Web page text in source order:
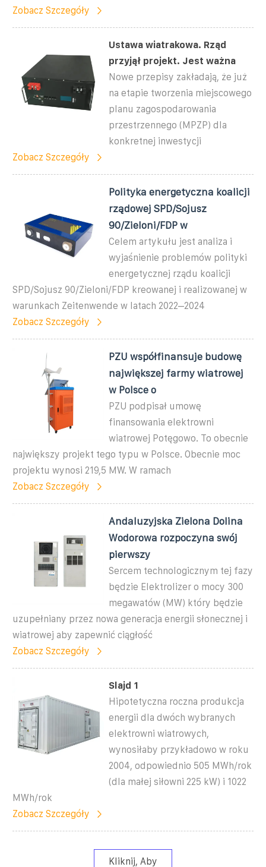
Zobacz Szczegóły
Ustawa wiatrakowa. Rząd
przyjął projekt. Jest ważna
Nowe przepisy zakładają, że już
na etapie tworzenia miejscowego
planu zagospodarowania
przestrzennego (MPZP) dla
konkretnej inwestycji
Zobacz Szczegóły
Polityka energetyczna koalicji
rządowej SPD/Sojusz
90/Zieloni/FDP w
Celem artykułu jest analiza i
wyjaśnienie problemów polityki
energetycznej rządu koalicji
SPD/Sojusz 90/Zieloni/FDP kreowanej i realizowanej w
warunkach Zeitenwende w latach 2022–2024
Zobacz Szczegóły
PZU współfinansuje budowę
największej farmy wiatrowej
w Polsce o
PZU podpisał umowę
finansowania elektrowni
wiatrowej Potęgowo. To obecnie
największy projekt tego typu w Polsce. Obecnie moc
projektu wynosi 219,5 MW. W ramach
Zobacz Szczegóły
Andaluzyjska Zielona Dolina
Wodorowa rozpoczyna swój
pierwszy
Sercem technologicznym tej fazy
będzie Elektrolizer o mocy 300
megawatów (MW) który będzie
uzupełniany przez nowa generacja energii słonecznej i
wiatrowej aby zapewnić ciągłość
Zobacz Szczegóły
Slajd 1
Hipotetyczna roczna produkcja
energii dla dwóch wybranych
elektrowni wiatrowych,
wynosiłaby przykładowo w roku
2004, odpowiednio 505 MWh/rok
(dla małej siłowni 225 kW) i 1022
MWh/rok
Zobacz Szczegóły
Kliknij, Aby